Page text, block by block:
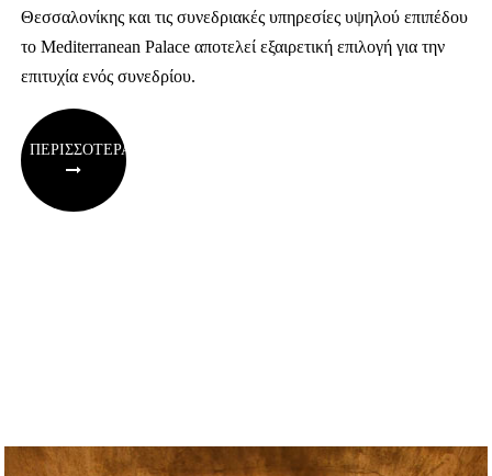
Θεσσαλονίκης και τις συνεδριακές υπηρεσίες υψηλού επιπέδου
το Mediterranean Palace αποτελεί εξαιρετική επιλογή για την
επιτυχία ενός συνεδρίου.
ΠΕΡΙΣΣΟΤΕΡΑ